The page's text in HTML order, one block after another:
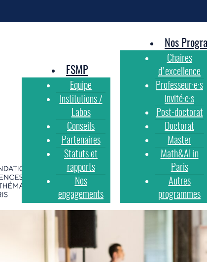
FSMP
Equipe
Institutions /
Labos
Conseils
Partenaires
Statuts et
rapports
Nos
engagements
Nos
Chaires
d'excellence
Professeur·e·s
invité·e·s
Post-doctorat
Doctorat
Master
Math&AI in
Paris
Autres
programmes